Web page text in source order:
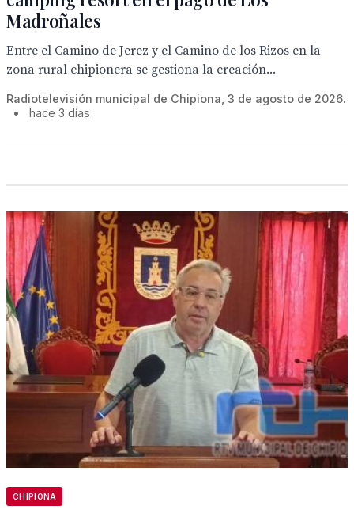
Madroñales
Entre el Camino de Jerez y el Camino de los Rizos en la
zona rural chipionera se gestiona la creación...
Radiotelevisión municipal de Chipiona, 3 de agosto de 2026.
•
hace 3 días
CHIPIONA